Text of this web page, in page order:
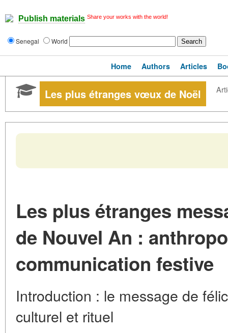
Publish materials Share your works with the world!
Senegal World
Home Authors Articles
Les plus étranges vœux de Noël
Les plus étranges
de Nouvel An :
communication festive
Introduction : le message de
culturel et rituel